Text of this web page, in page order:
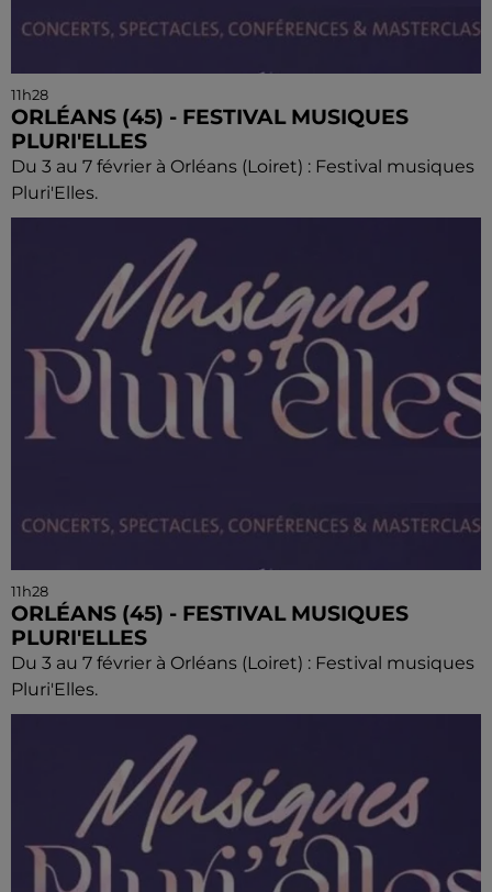
11h28
ORLÉANS (45) - FESTIVAL MUSIQUES
PLURI'ELLES
Du 3 au 7 février à Orléans (Loiret) : Festival musiques
Pluri'Elles.
11h28
ORLÉANS (45) - FESTIVAL MUSIQUES
PLURI'ELLES
Du 3 au 7 février à Orléans (Loiret) : Festival musiques
Pluri'Elles.